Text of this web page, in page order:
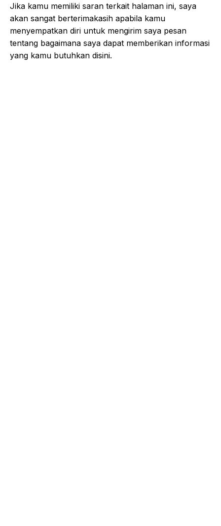
Jika kamu memiliki saran terkait halaman ini, saya
akan sangat berterimakasih apabila kamu
menyempatkan diri untuk mengirim saya pesan
tentang bagaimana saya dapat memberikan informasi
yang kamu butuhkan disini.